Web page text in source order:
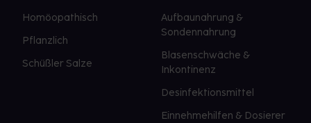
Homöopathisch
Pflanzlich
Schüßler Salze
Aufbaunahrung &
Sondennahrung
Blasenschwäche &
Inkontinenz
Desinfektionsmittel
Einnehmehilfen & Dosierer